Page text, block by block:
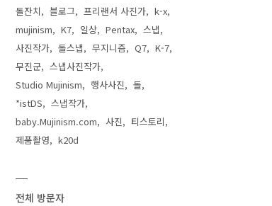
돌잔치
블로그 프리랜서 사진가
k-x
mujinism
K7 일상 Pentax
스냅
사진작가
돌스냅 무지니즘 Q7
K-7
무진군
스냅사진작가
Studio Mujinism
행사사진
돌
*istDS
스냅작가
baby.Mujinism.com
사진
티스토리
제품촬영
k20d
전체 방문자